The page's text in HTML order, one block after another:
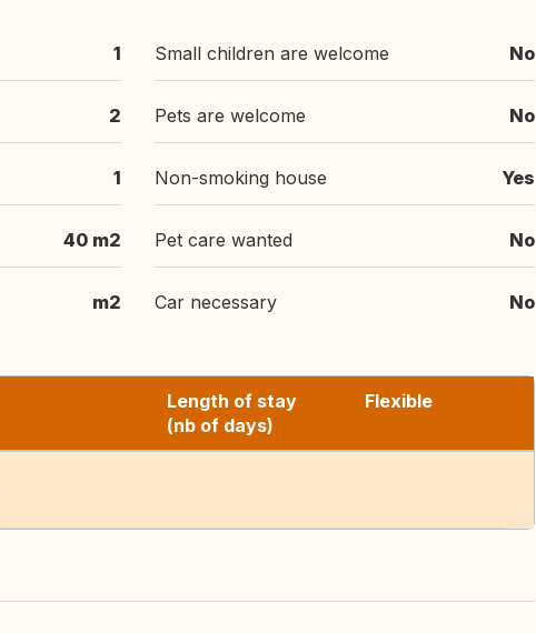
1
2
1
40 m2
m2
Small children are welcome No
Pets are welcome No
Non-smoking house Yes
Pet care wanted No
Car necessary No
Length of stay
(nb of days)
Flexible